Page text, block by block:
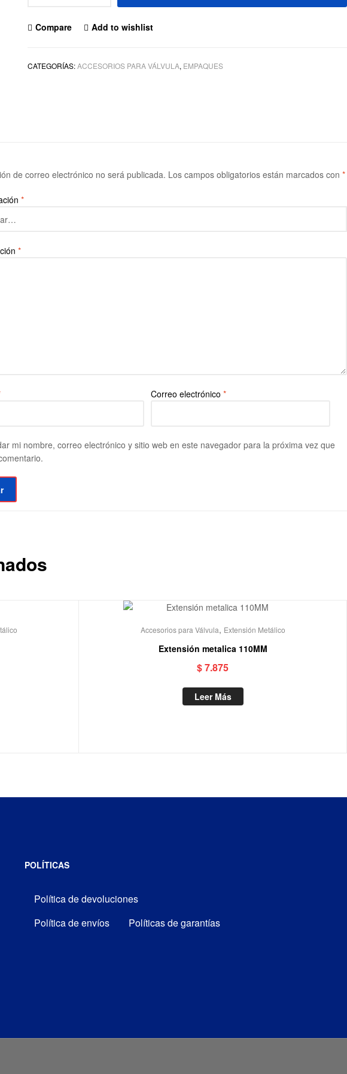
Compare Add to wishlist
CATEGORÍAS:ACCESORIOS PARA VÁLVULA, EMPAQUES
de correo electrónico no será publicada. Los campos obligatorios están marcados con*
*
*
Correo electrónico *
mi nombre, correo electrónico y sitio web en este navegador para la próxima vez que
Accesorios para Válvula, Extensión Metálico
Extensión metalica 110MM
$7.875
Leer Más
POLÍTICAS
Política de devoluciones
Política de envíos
Políticas de garantías